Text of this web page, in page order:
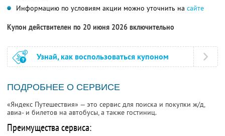
Информацию по условиям акции можно уточнить на сайте
Купон действителен по 20 июня 2026 включительно
Узнай, как воспользоваться купоном
ПОДРОБНЕЕ О СЕРВИСЕ
«Яндекс Путешествия» — это сервис для поиска и покупки ж/д,
авиа- и билетов на автобусы, а также гостиниц.
Преимущества сервиса: